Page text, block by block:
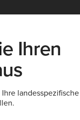
OUTLET
Ihren
landesspezifische